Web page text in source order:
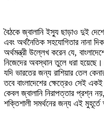
‎বৈঠকে জ্বালানি ইস্যু ছাড়াও দুই
এবং অর্থনৈতিক সহযোগিতার নানা
অর্থমন্ত্রী উল্লেখ করেন যে,
নিজেদের অবস্থান তুলে ধরা হয়েছে।
যদি ভারতের জন্য রাশিয়ার তেল
তবে বাংলাদেশের ক্ষেত্রেও সেই
কেবল জ্বালানি নিরাপত্তার প্রশ্ন
শক্তিশালী সমর্থনের জন্য এই মুহূর্তে